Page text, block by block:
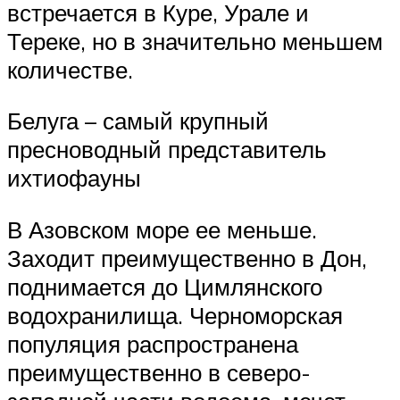
встречается в Куре, Урале и
Тереке, но в значительно меньшем
количестве.
Белуга – самый крупный
пресноводный представитель
ихтиофауны
В Азовском море ее меньше.
Заходит преимущественно в Дон,
поднимается до Цимлянского
водохранилища. Черноморская
популяция распространена
преимущественно в северо-